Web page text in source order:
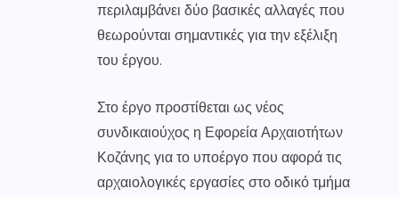
περιλαμβάνει δύο βασικές αλλαγές που
θεωρούνται σημαντικές για την εξέλιξη
του έργου.
Στο έργο προστίθεται ως νέος
συνδικαιούχος η Εφορεία Αρχαιοτήτων
Κοζάνης για το υποέργο που αφορά τις
αρχαιολογικές εργασίες στο οδικό τμήμα